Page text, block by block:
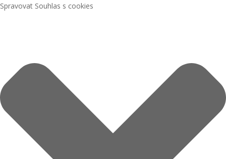
Spravovat Souhlas s cookies